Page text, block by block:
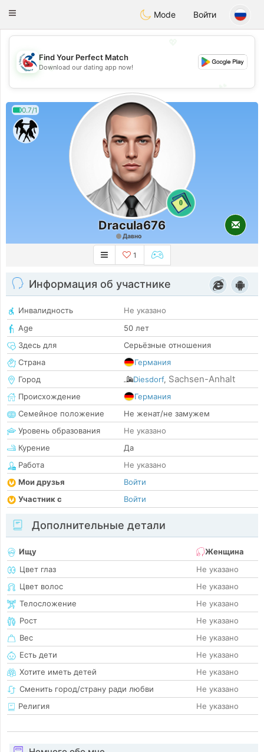
Handi Space
Toggle
Mode Войти
💖
💕
Find Your Perfect Match
Download our dating app now!
0.7/1
0
Dracula676
Давно
1
Информация об участнике
Инвалидность
Не указано
Age
50 лет
Здесь для
Серьёзные отношения
Страна
Германия
Город
Diesdorf, Sachsen-Anhalt
Происхождение
Германия
Семейное положение
Не женат/не замужем
Уровень образования
Не указано
Курение
Да
Работа
Не указано
Мои друзья
Войти
Участник с
Войти
Дополнительные детали
Ищу
Женщина
Цвет глаз
Не указано
Цвет волос
Не указано
Телосложение
Не указано
Рост
Не указано
Вес
Не указано
Есть дети
Не указано
Хотите иметь детей
Не указано
Сменить город/страну ради любви
Не указано
Религия
Не указано